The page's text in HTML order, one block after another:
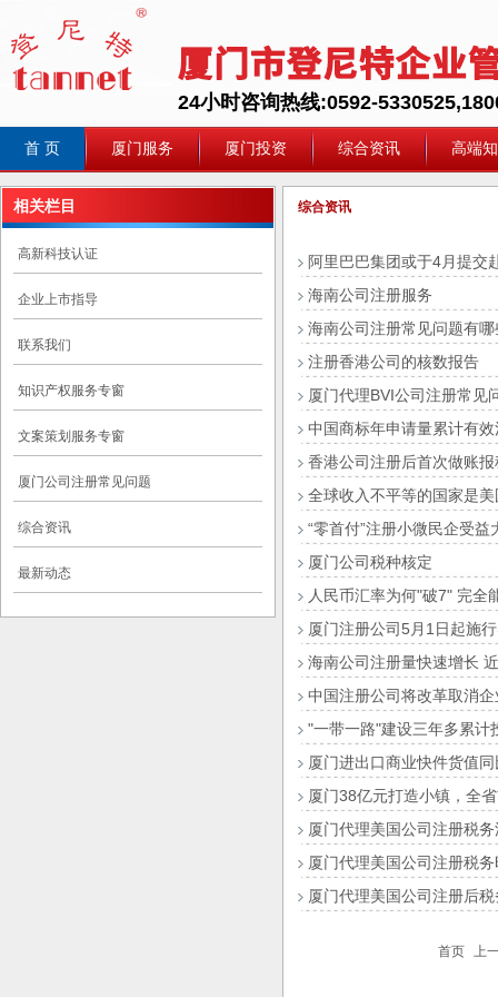
24小时咨询热线:0592-
首 页 厦门服务 厦门投资 综合资讯 高端
相关栏目
高新科技认证
企业上市指导
联系我们
知识产权服务专窗
文案策划服务专窗
厦门公司注册常见问题
综合资讯
最新动态
综合资讯
阿里巴巴集团或于4月提交
海南公司注册服务
海南公司注册常见问题有哪
注册香港公司的核数报告
厦门代理BVI公司注册常见
中国商标年申请量累计有
香港公司注册后首次做账报
全球收入不平等的国家是
“零首付”注册小微民企受益
厦门公司税种核定
人民币汇率为何"破7" 完全
厦门注册公司5月1日起施
海南公司注册量快速增长
中国注册公司将改革取消
"一带一路"建设三年多累计
厦门进出口商业快件货值
厦门38亿元打造小镇，全
厦门代理美国公司注册税
厦门代理美国公司注册税
厦门代理美国公司注册后
首页 上